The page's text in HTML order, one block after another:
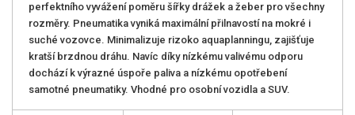
perfektního vyvážení poměru šířky drážek a žeber pro všechny
rozměry. Pneumatika vyniká maximální přilnavostí na mokré i
suché vozovce. Minimalizuje rizoko aquaplanningu, zajišťuje
kratší brzdnou dráhu. Navíc díky nízkému valivému odporu
dochází k výrazné úspoře paliva a nízkému opotřebení
samotné pneumatiky. Vhodné pro osobní vozidla a SUV.